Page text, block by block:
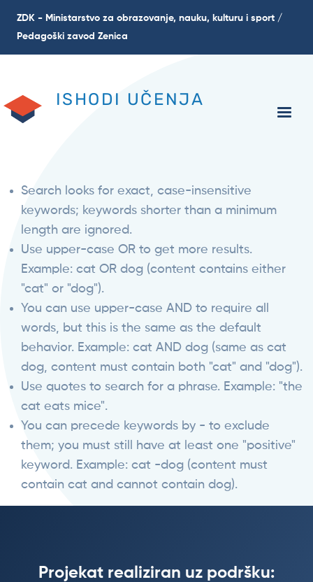
ZDK - Ministarstvo za obrazovanje, nauku, kulturu i sport /
Pedagoški zavod Zenica
ISHODI UČENJA
Search looks for exact, case-insensitive
keywords; keywords shorter than a minimum
length are ignored.
Use upper-case OR to get more results.
Example: cat OR dog (content contains either
"cat" or "dog").
You can use upper-case AND to require all
words, but this is the same as the default
behavior. Example: cat AND dog (same as cat
dog, content must contain both "cat" and "dog").
Use quotes to search for a phrase. Example: "the
cat eats mice".
You can precede keywords by - to exclude
them; you must still have at least one "positive"
keyword. Example: cat -dog (content must
contain cat and cannot contain dog).
Projekat realiziran uz podršku: